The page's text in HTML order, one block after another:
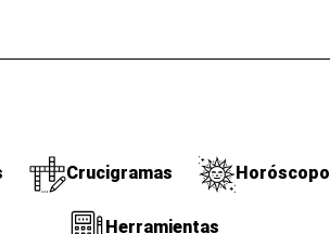
Crucigramas Horóscopo
Herramientas